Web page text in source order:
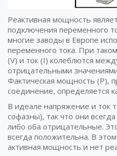
Реактивная мощность
подключения переменного
многие заводы в Европе
переменного тока. При
(V) и ток (I) колеблются
отрицательными
Фактическая мощность (P),
соединение, определяется
В идеале напряжение и ток
софазны), так что они
либо оба отрицательные.
всегда положительна. В
активная мощность и нет